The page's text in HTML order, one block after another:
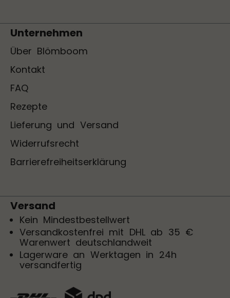
Unternehmen
Über Blömboom
Kontakt
FAQ
Rezepte
Lieferung und Versand
Widerrufsrecht
Barrierefreiheitserklärung
Versand
Kein Mindestbestellwert
Versandkostenfrei mit DHL ab 35 €
Warenwert deutschlandweit
Lagerware an Werktagen in 24h
versandfertig